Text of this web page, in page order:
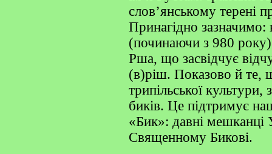
слов’янському терені
Принагідно зазначимо:
(починаючи з 980 року)
Рша, що засвідчує
(в)ріш. Показово й те,
трипільської
биків. Це підтримує
«Бик»: давні мешканці
Священному Бикові.